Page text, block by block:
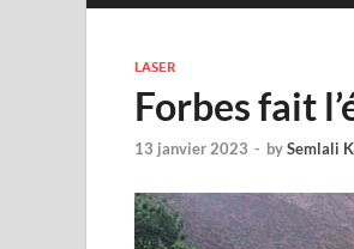
LASER
Forbes fait
13 janvier 2023 - bySemlali